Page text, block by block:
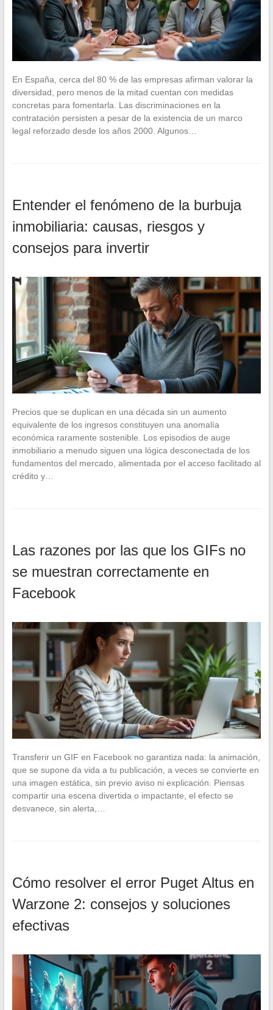
En España, cerca del 80 % de las empresas afirman valorar la
diversidad, pero menos de la mitad cuentan con medidas
concretas para fomentarla. Las discriminaciones en la
contratación persisten a pesar de la existencia de un marco
legal reforzado desde los años 2000. Algunos…
Entender el fenómeno de la burbuja
inmobiliaria: causas, riesgos y
consejos para invertir
Precios que se duplican en una década sin un aumento
equivalente de los ingresos constituyen una anomalía
económica raramente sostenible. Los episodios de auge
inmobiliario a menudo siguen una lógica desconectada de los
fundamentos del mercado, alimentada por el acceso facilitado al
crédito y…
Las razones por las que los GIFs no
se muestran correctamente en
Facebook
Transferir un GIF en Facebook no garantiza nada: la animación,
que se supone da vida a tu publicación, a veces se convierte en
una imagen estática, sin previo aviso ni explicación. Piensas
compartir una escena divertida o impactante, el efecto se
desvanece, sin alerta,…
Cómo resolver el error Puget Altus en
Warzone 2: consejos y soluciones
efectivas